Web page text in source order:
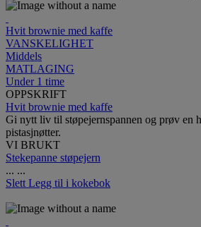
Hvit brownie med kaffe
VANSKELIGHET
Middels
MATLAGING
Under 1 time
OPPSKRIFT
Hvit brownie med kaffe
Gi nytt liv til støpejernspannen og prøv en
pistasjnøtter.
VI BRUKT
Stekepanne støpejern
... ...
Slett Legg til i kokebok